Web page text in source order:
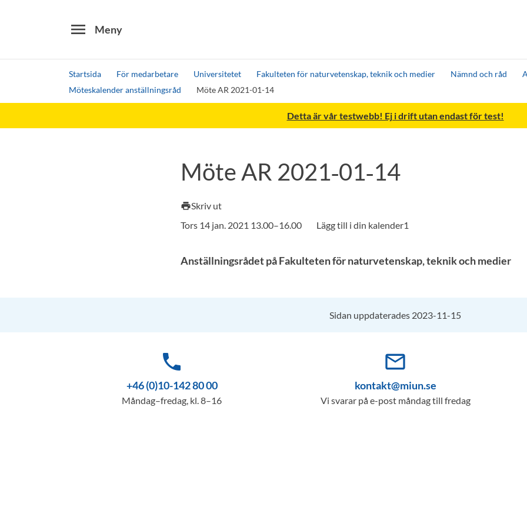
menu Meny
Startsida För medarbetare Universitetet Fakulteten för naturvetenskap, teknik och medier Nämnd och råd
Möteskalender anställningsråd
Möte AR 2021-01-14
Detta är vår testwebb! Ej i drift utan endast för test!
Möte AR 2021‑01‑14
printSkriv ut
Tors 14 jan. 2021 13.00–16.00
Anställningsrådet på Fakulteten för naturvetenskap, teknik och medier
Sidan uppdaterades 2023-11-15
phone
+46 (0)10-142 80 00
Måndag–fredag, kl. 8–16
mail_outline
kontakt@miun.se
Vi svarar på e-post måndag till fredag